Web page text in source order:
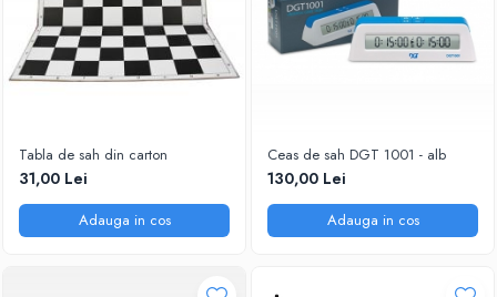
Tabla de sah din carton
31,00 Lei
Adauga in cos
Ceas de sah DGT 1001 - alb
130,00 Lei
Adauga in cos